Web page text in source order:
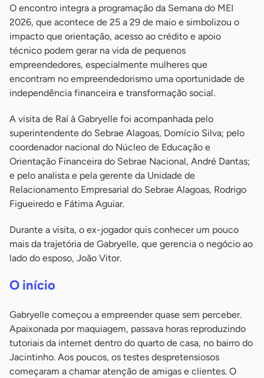
O encontro integra a programação da Semana do MEI
2026, que acontece de 25 a 29 de maio e simbolizou o
impacto que orientação, acesso ao crédito e apoio
técnico podem gerar na vida de pequenos
empreendedores, especialmente mulheres que
encontram no empreendedorismo uma oportunidade de
independência financeira e transformação social.
A visita de Raí à Gabryelle foi acompanhada pelo
superintendente do Sebrae Alagoas, Domício Silva; pelo
coordenador nacional do Núcleo de Educação e
Orientação Financeira do Sebrae Nacional, André Dantas;
e pelo analista e pela gerente da Unidade de
Relacionamento Empresarial do Sebrae Alagoas, Rodrigo
Figueiredo e Fátima Aguiar.
Durante a visita, o ex-jogador quis conhecer um pouco
mais da trajetória de Gabryelle, que gerencia o negócio ao
lado do esposo, João Vitor.
O início
Gabryelle começou a empreender quase sem perceber.
Apaixonada por maquiagem, passava horas reproduzindo
tutoriais da internet dentro do quarto de casa, no bairro do
Jacintinho. Aos poucos, os testes despretensiosos
começaram a chamar atenção de amigas e clientes. O